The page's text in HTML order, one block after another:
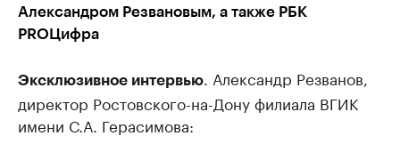
Александром Резвановым, а также РБК
PROЦифра
Эксклюзивное интервью
. Александр Резванов,
директор Ростовского-на-Дону филиала ВГИК
имени С.А. Герасимова: